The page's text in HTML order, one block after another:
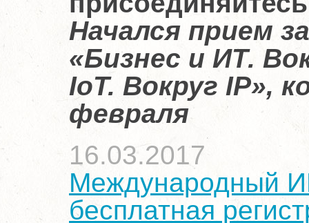
Начался прием
«Бизнес и ИТ.
IoT. Вокруг IP»,
февраля
16.03.2017
Международный
бесплатная